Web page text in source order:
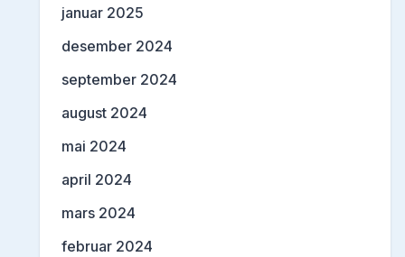
januar 2025
desember 2024
september 2024
august 2024
mai 2024
april 2024
mars 2024
februar 2024